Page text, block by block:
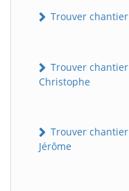
Trouver
Trouver
Christophe
Trouver
Jérôme